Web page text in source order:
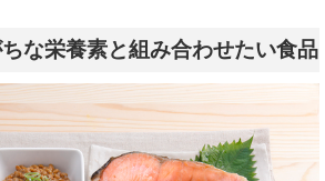
な栄養素と組み合わせたい食品